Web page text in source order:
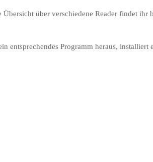
über verschiedene Reader findet ihr
entsprechendes Programm heraus, installiert